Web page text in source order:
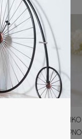
ΚΗΡΟΠΗΓΕΙO ΜΕΤΑΛΛΙΚO
ΧΡΥΣΟ ΜΟΝΟ ΜΟΝΤΕΡΝΟ